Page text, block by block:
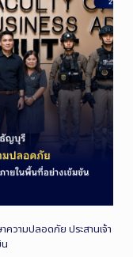
วามปลอดภัย ประสานเจ้า